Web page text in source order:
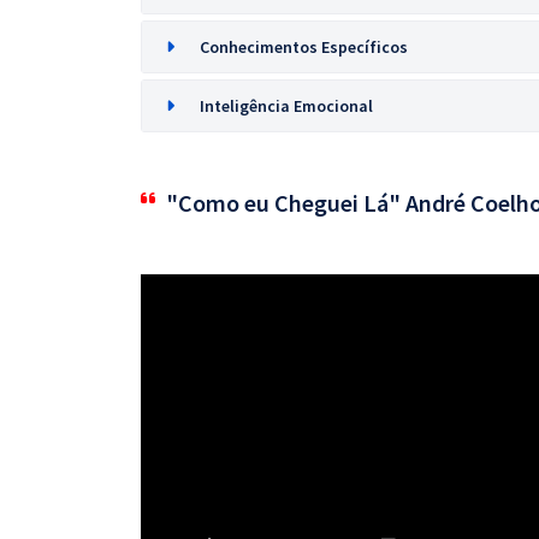
Conhecimentos Específicos
Inteligência Emocional
"Como eu Cheguei Lá" André